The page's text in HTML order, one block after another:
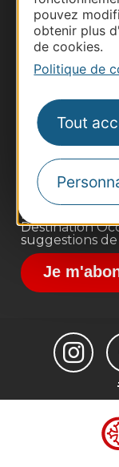
pouvez
obtenir plus
de cookies.
Politique de
Tout
Pros
Site presse
Voyagistes
Destination
Inscrivez-vous
Destination
suggestions de
Je